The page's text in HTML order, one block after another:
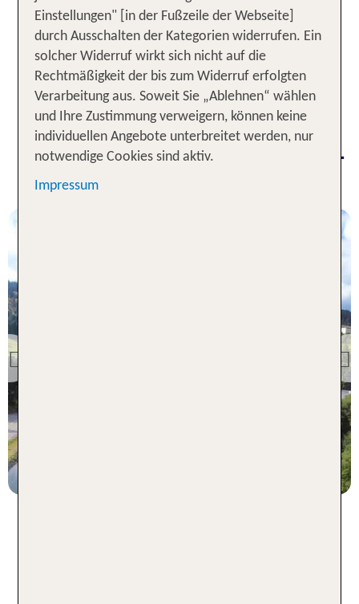
konzipierten Unterkünfte vereinenRuhe, Komfort
und Wellness. Ob am Meer, in der Natur oder in
der Stadt – in deinem Adults Only Hotel in
Deutschland erlebst du eine unvergessliche
gemeinsame Zeit.
Erwachsenenhotels in der Natur -
TOP Hotelangebote für 1 Woche
Previous
Einstellungen" [in der Fußzeile der Webseite]
durch Ausschalten der Kategorien widerrufen. Ein
solcher Widerruf wirkt sich nicht auf die
Rechtmäßigkeit der bis zum Widerruf erfolgten
Verarbeitung aus. Soweit Sie „Ablehnen“ wählen
und Ihre Zustimmung verweigern, können keine
individuellen Angebote unterbreitet werden, nur
notwendige Cookies sind aktiv.
Impressum